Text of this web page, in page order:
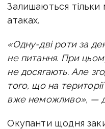
Залишаються тільки
атаках.
«Одну-дві роти за
не питання. При
не досягають. Але
того, що на
вже неможливо», —
Окупанти щодня